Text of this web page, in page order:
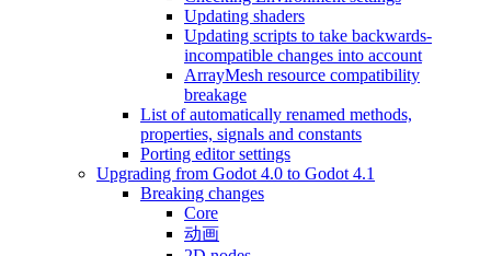
Updating shaders
Updating scripts to take backwards-
incompatible changes into account
ArrayMesh resource compatibility
breakage
List of automatically renamed methods,
properties, signals and constants
Porting editor settings
Upgrading from Godot 4.0 to Godot 4.1
Breaking changes
Core
动画